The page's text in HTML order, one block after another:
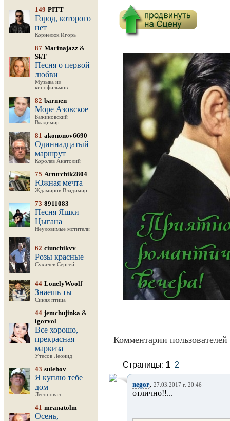
149 PITT
Город, которого
нет
Корнелюк Игорь
87 Marinajazz &
SkT
Песня о первой
любви
Музыка из
кинофильмов
82 barmen
Море Азовское
Бажиновский
Владимир
81 akononov6690
Одиннадцатый
маршрут
Королев Анатолий
75 Arturchik2804
Южная мечта
Ждамиров Владимир
73 8911083
Песня Яшки
Цыгана
Неуловимые мстители
62 ciunchikvv
Розы красные
Сухачев Сергей
44 LonelyWoolf
Знаешь ты
Синяя птица
44 jemchujinka &
igorvol
Все хорошо,
прекрасная
маркиза
Утесов Леонид
43 sulehov
Я куплю тебе
дом
Лесоповал
41 mranatolm
Осень,
Комментарии пользователей
Страницы: 1 2
negor, 27.03.2017 г. 20:46
отлично!!...